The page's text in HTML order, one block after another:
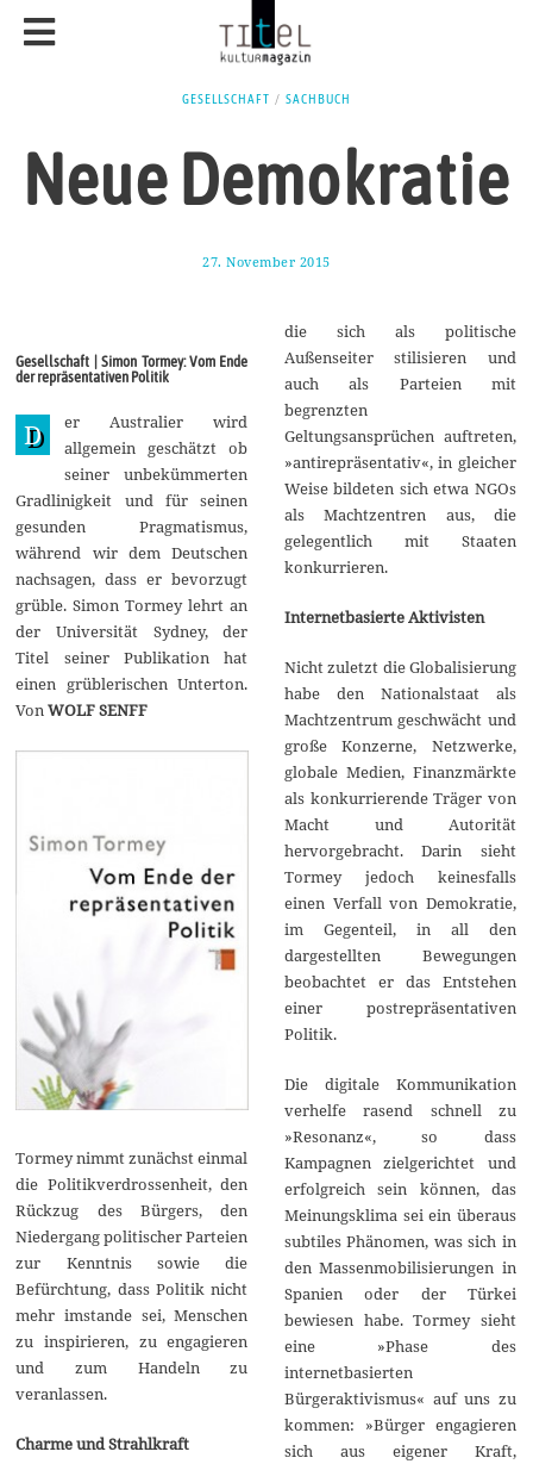
GESELLSCHAFT / SACHBUCH
Neue Demokratie
27. November 2015
o
e
b
e
r
2
0
1
5
Gesellschaft | Simon Tormey: Vom Ende
der repräsentativen Politik
D
er Australier wird
allgemein geschätzt ob
seiner unbekümmerten
Gradlinigkeit und für seinen
gesunden Pragmatismus,
während wir dem Deutschen
nachsagen, dass er bevorzugt
grüble. Simon Tormey lehrt an
der Universität Sydney, der
Titel seiner Publikation hat
einen grüblerischen Unterton.
VonWOLF SENFF
Tormey nimmt zunächst einmal
die Politikverdrossenheit, den
Rückzug des Bürgers, den
Niedergang politischer Parteien
zur Kenntnis sowie die
Befürchtung, dass Politik nicht
mehr imstande sei, Menschen
zu inspirieren, zu engagieren
und zum Handeln zu
veranlassen.
Charme und Strahlkraft
die sich als politische
Außenseiter stilisieren und
auch als Parteien mit
begrenzten
Geltungsansprüchen auftreten,
»antirepräsentativ«, in gleicher
Weise bildeten sich etwa NGOs
als Machtzentren aus, die
gelegentlich mit Staaten
konkurrieren.
Internetbasierte Aktivisten
Nicht zuletzt die Globalisierung
habe den Nationalstaat als
Machtzentrum geschwächt und
große Konzerne, Netzwerke,
globale Medien, Finanzmärkte
als konkurrierende Träger von
Macht und Autorität
hervorgebracht. Darin sieht
Tormey jedoch keinesfalls
einen Verfall von Demokratie,
im Gegenteil, in all den
dargestellten Bewegungen
beobachtet er das Entstehen
einer postrepräsentativen
Politik.
Die digitale Kommunikation
verhelfe rasend schnell zu
»Resonanz«, so dass
Kampagnen zielgerichtet und
erfolgreich sein können, das
Meinungsklima sei ein überaus
subtiles Phänomen, was sich in
den Massenmobilisierungen in
Spanien oder der Türkei
bewiesen habe. Tormey sieht
eine »Phase des
internetbasierten
Bürgeraktivismus« auf uns zu
kommen: »Bürger engagieren
sich aus eigener Kraft,